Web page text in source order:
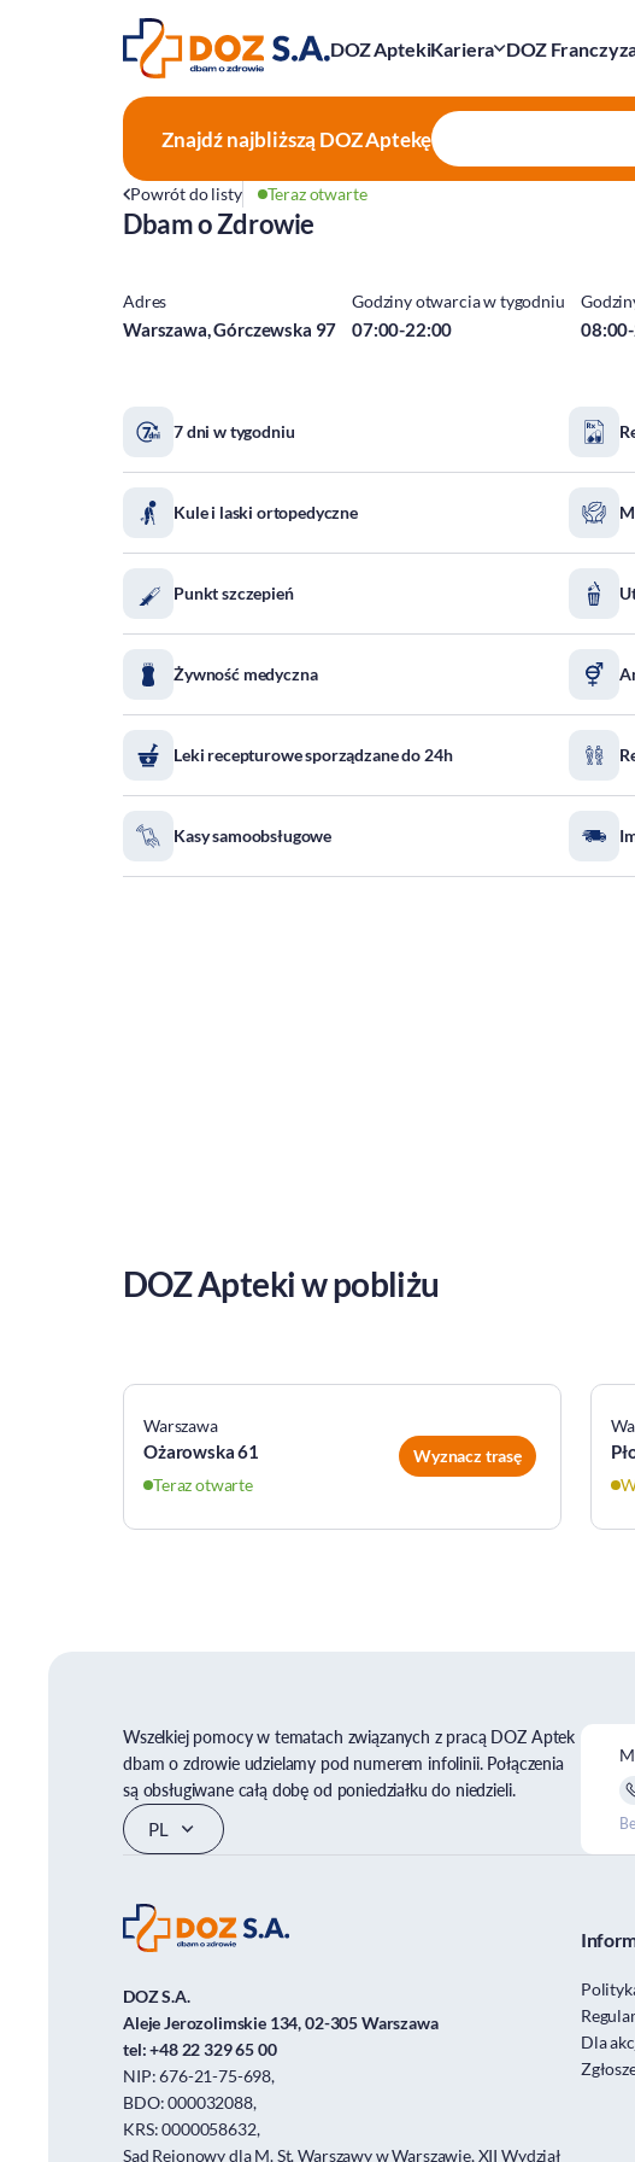
DOZ AptekiKariera DOZ
Znajdź najbliższą DOZ Aptekę
Powrót do listy Teraz otwarte
Dbam o Zdrowie
Adres
Warszawa, Górczewska 97
Godziny otwarcia w tygodniu
07:00-22:00
7 dni w tygodniu
Kule i laski ortopedyczne
Punkt szczepień
Żywność medyczna
Leki recepturowe sporządzane do 24h
Kasy samoobsługowe
DOZ Apteki w pobliżu
Warszawa
Ożarowska 61
Teraz otwarte
Wyznacz trasę
Wszelkiej pomocy w tematach związanych z pracą DOZ Aptek
dbam o zdrowie udzielamy pod numerem infolinii. Połączenia
są obsługiwane całą dobę od poniedziałku do niedzieli.
DOZ S.A.
Aleje Jerozolimskie 134, 02-305 Warszawa
tel:+48 22 329 65 00
NIP: 676-21-75-698,
BDO: 000032088,
KRS: 0000058632,
Sąd Rejonowy dla M. St. Warszawy w Warszawie, XII Wydział
Dla